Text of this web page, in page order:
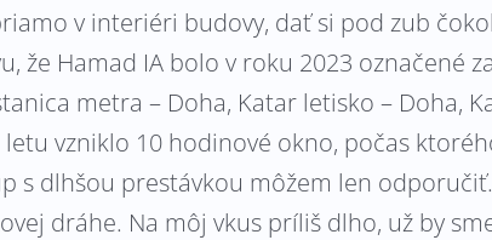
v interiéri budovy, dať si pod zub
že Hamad IA bolo v roku 2023 označené
metra – Doha, Katar letisko – Doha,
vzniklo 10 hodinové okno, počas
s dlhšou prestávkou môžem len
dráhe. Na môj vkus príliš dlho, už by